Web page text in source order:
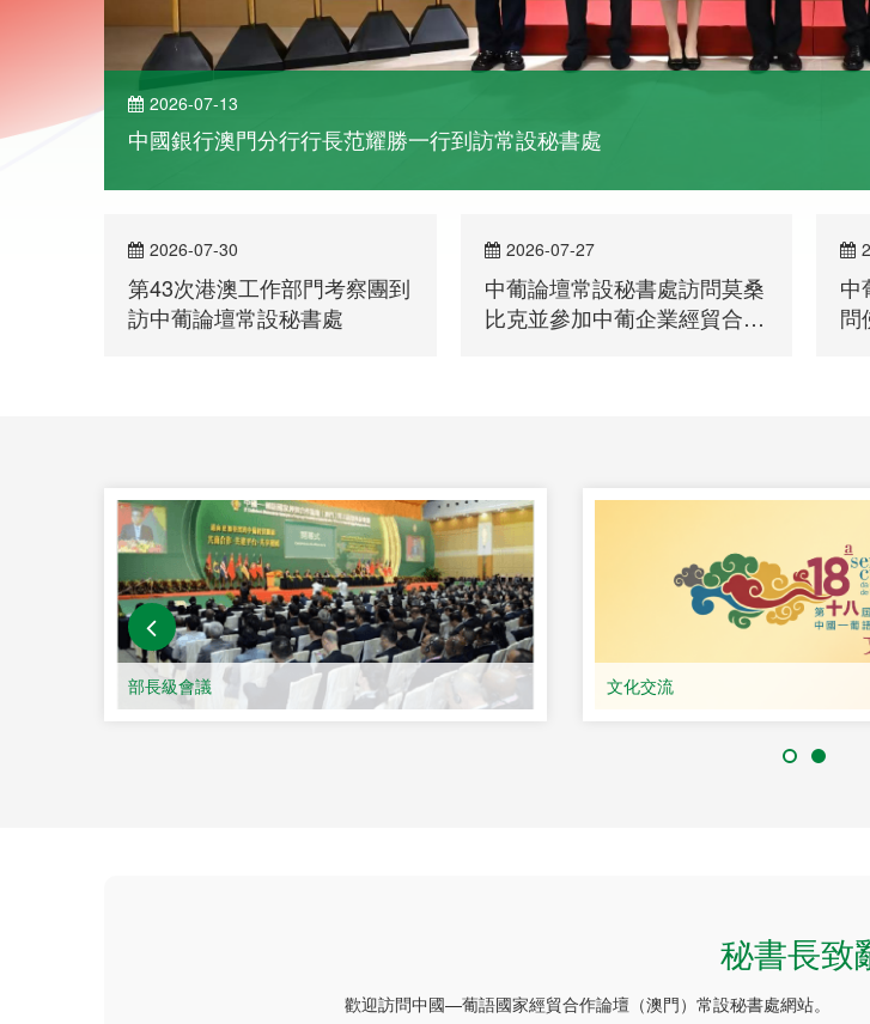
解詳情
2026-07-09
中葡文化週歌舞匯演京城登場
2026年7月9日傍晚，第十八屆中國—葡語國家文化週北京站開幕式在北京朝陽公園貝殼劇場舉行。
2026-07-27
中葡論壇常設秘書處訪問莫桑
比克並參加中葡企業經貿合作
2026-07-22
中葡論壇常設秘書處代表團訪
問佛得角
中
一
第六屆部長級會議 部長級會議
秘書長致
歡迎訪問中國—葡語國家經貿合作論壇（澳門）常設秘書處網站。